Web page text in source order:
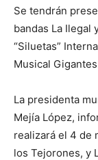
Se tendrán
bandas La Ilegal
“Siluetas”
Musical
La presidenta
Mejía López,
realizará el 4 de
los Tejorones, y